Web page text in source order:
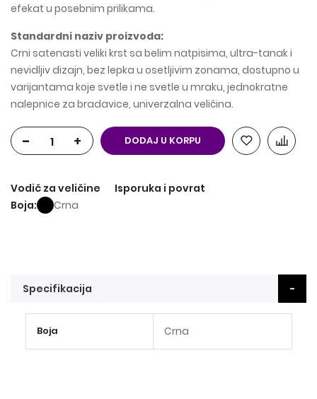
efekat u posebnim prilikama.
Standardni naziv proizvoda:
Crni satenasti veliki krst sa belim natpisima, ultra-tanak i
nevidljiv dizajn, bez lepka u osetljivim zonama, dostupno u
varijantama koje svetle i ne svetle u mraku, jednokratne
nalepnice za bradavice, univerzalna veličina.
- + DODAJ U KORPU
Vodič za veličine
Isporuka i povrat
Boja
Crna
Specifikacija
informacija
Boja Crna